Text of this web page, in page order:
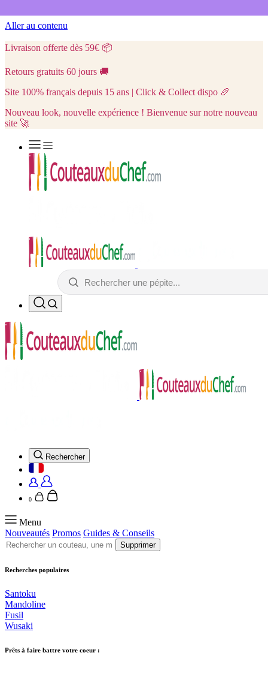
Aller au contenu
Livraison offerte dès 59€ 📦
Retours gratuits 60 jours 🚚
Site 100% français depuis 15 ans | Click & Collect dispo 🥖
Nouveau look, nouvelle expérience ! Bienvenue sur notre nouveau
site 🚀
Rechercher
0
Menu
Nouveautés Promos Guides & Conseils
Supprimer
Recherches populaires
Santoku
Mandoline
Fusil
Wusaki
Prêts à faire battre votre coeur :